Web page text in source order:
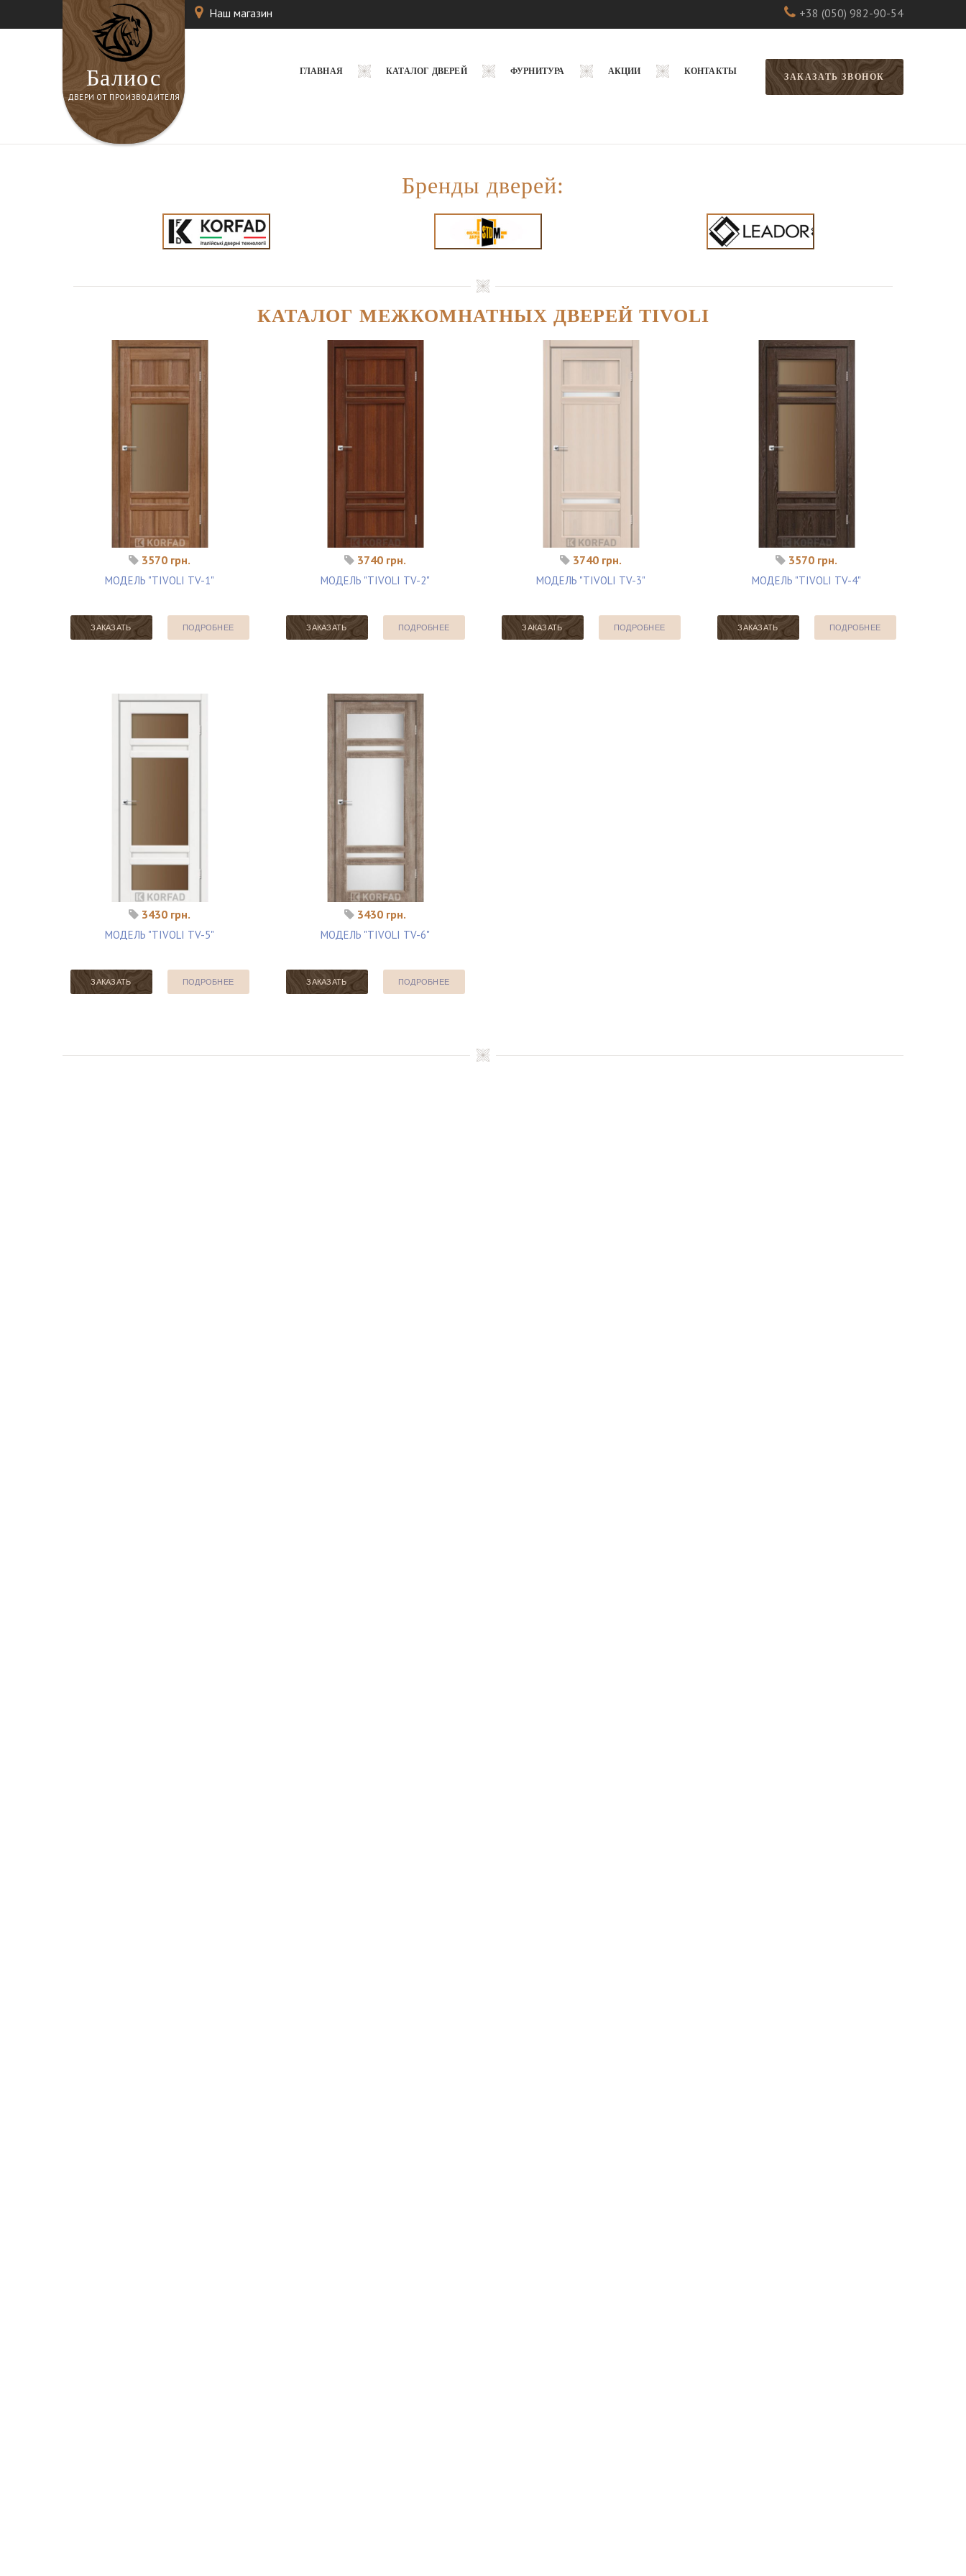
Балиос
ДВЕРИ ОТ ПРОИЗВОДИТЕЛЯ
Наш магазин +38 (050) 982-90-54
ГЛАВНАЯ КАТАЛОГ ДВЕРЕЙ ФУРНИТУРА АКЦИИ КОНТАКТЫ
ЗАКАЗАТЬ ЗВОНОК
Бренды дверей:
КАТАЛОГ МЕЖКОМНАТНЫХ ДВЕРЕЙ TIVOLI
3570 грн.
МОДЕЛЬ "TIVOLI TV-1"
ЗАКАЗАТЬ ПОДРОБНЕЕ
3740 грн.
МОДЕЛЬ "TIVOLI TV-2"
ЗАКАЗАТЬ ПОДРОБНЕЕ
3740 грн.
МОДЕЛЬ "TIVOLI TV-3"
ЗАКАЗАТЬ ПОДРОБНЕЕ
3570 грн.
МОДЕЛЬ "TIVOLI TV-4"
ЗАКАЗАТЬ ПОДРОБНЕЕ
3430 грн.
МОДЕЛЬ "TIVOLI TV-5"
ЗАКАЗАТЬ ПОДРОБНЕЕ
3430 грн.
МОДЕЛЬ "TIVOLI TV-6"
ЗАКАЗАТЬ ПОДРОБНЕЕ